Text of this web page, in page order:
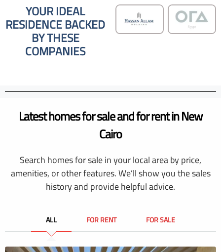
YOUR IDEAL
RESIDENCE BACKED
BY THESE
COMPANIES
Latest homes for sale and for rent in New
Cairo
Search homes for sale in your local area by price,
amenities, or other features. We’ll show you the sales
history and provide helpful advice.
ALL FOR RENT FOR SALE